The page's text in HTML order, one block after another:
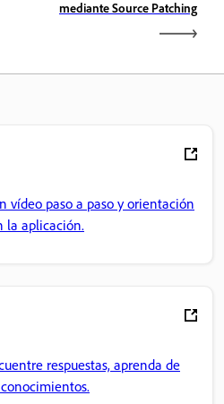
mediante Source Patching
vídeo paso a paso y orientación
la aplicación.
respuestas, aprenda de